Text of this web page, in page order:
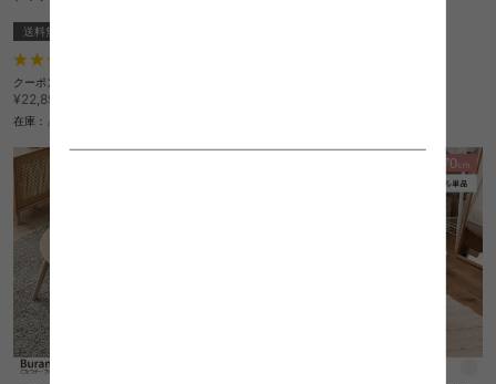
送料無料
クーポン利用で
¥22,850→
在庫：△